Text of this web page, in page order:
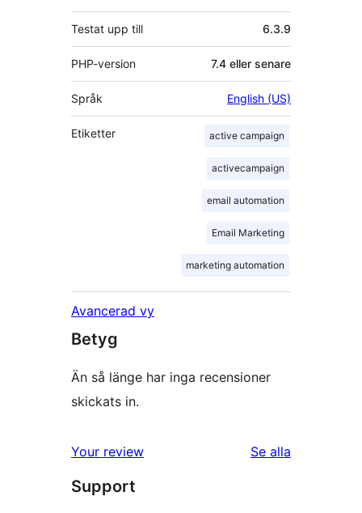
Testat upp till 6.3.9
PHP-version 7.4 eller senare
Språk English (US)
Etiketter active campaign
activecampaign
email automation
Email Marketing
marketing automation
Avancerad vy
Betyg
Än så länge har inga recensioner
skickats in.
Your review Se alla
Support